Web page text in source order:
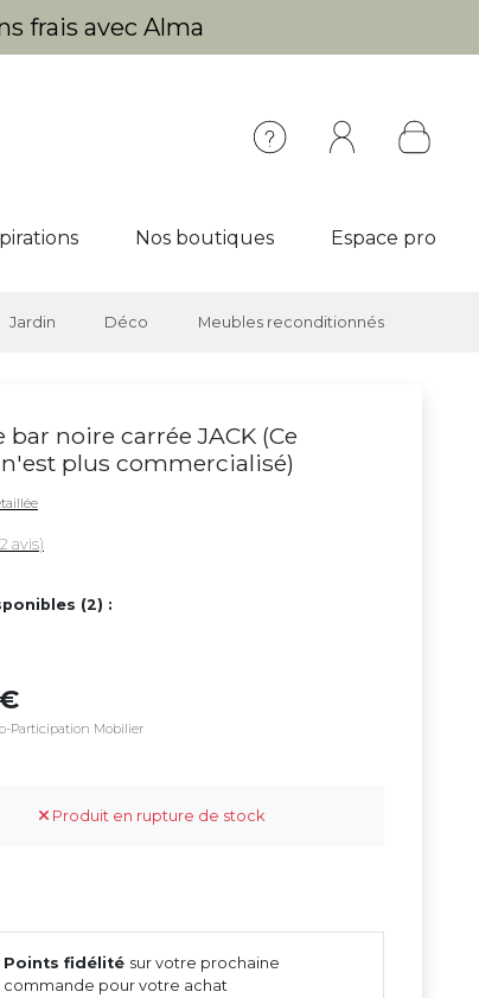
frais avec Alma
Nos boutiques Espace pro
Jardin Déco Meubles reconditionnés
bar noire carrée JACK (Ce
plus commercialisé)
avis)
(2) :
Participation Mobilier
Produit en rupture de stock
Points fidélité sur votre prochaine
commande pour votre achat